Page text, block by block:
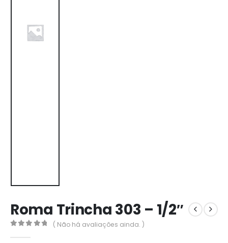
Roma Trincha 303 – 1/2″
( Não há avaliações ainda. )